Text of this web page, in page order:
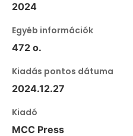
2024
Egyéb információk
472 o.
Kiadás pontos dátuma
2024.12.27
Kiadó
MCC Press